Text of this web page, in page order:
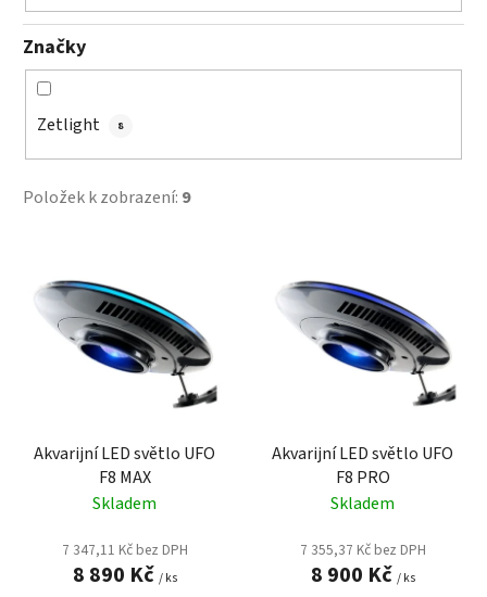
ůZnačky
Zetlight 8
Položek k zobrazení: 9
Akvarijní LED světlo UFO
F8 MAX
Skladem
7 347,11 Kč bez DPH
8 890 Kč / ks
Akvarijní LED světlo UFO
F8 PRO
Skladem
7 355,37 Kč bez DPH
8 900 Kč / ks